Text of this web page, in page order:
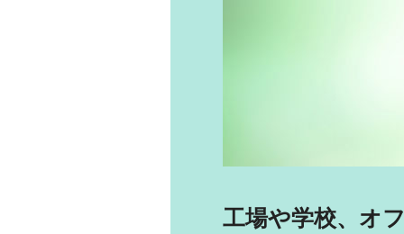
工場や学校、オ